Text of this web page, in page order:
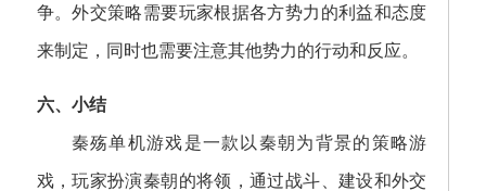
争。外交策略需要玩家根据各方势力的利益和态度
来制定，同时也需要注意其他势力的行动和反应。
六、小结
秦殇单机游戏是一款以秦朝为背景的策略游
戏，玩家扮演秦朝的将领，通过战斗、建设和外交